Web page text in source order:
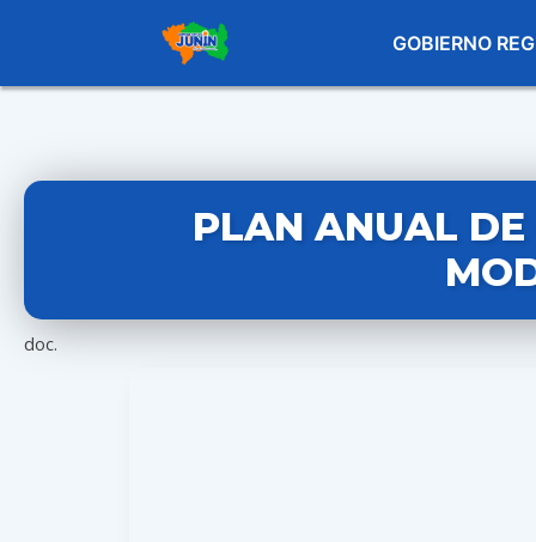
GOBIERNO
PLAN ANUAL DE
doc.